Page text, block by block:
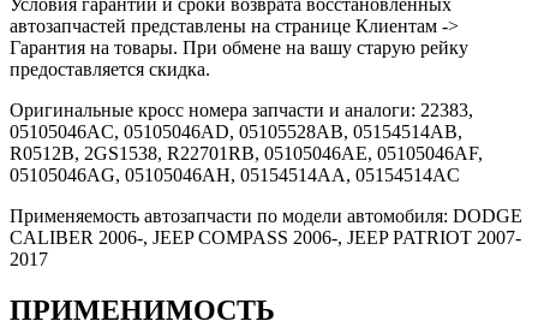
Условия гарантии и сроки возврата восстановленных
автозапчастей представлены на странице Клиентам ->
Гарантия на товары. При обмене на вашу старую рейку
предоставляется скидка.
Оригинальные кросс номера запчасти и аналоги: 22383,
05105046AC, 05105046AD, 05105528AB, 05154514AB,
R0512B, 2GS1538, R22701RB, 05105046AE, 05105046AF,
05105046AG, 05105046AH, 05154514AA, 05154514AC
Применяемость автозапчасти по модели автомобиля: DODGE
CALIBER 2006-, JEEP COMPASS 2006-, JEEP PATRIOT 2007-
2017
ПРИМЕНИМОСТЬ